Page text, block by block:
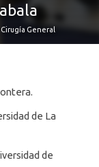
General
de La
de